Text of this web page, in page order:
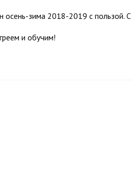
осень-зима 2018-2019 с пользой.
и обучим!